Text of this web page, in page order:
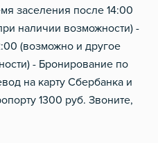
заселения после 14:00
наличии возможности) -
(возможно и другое
- Бронирование по
на карту Сбербанка и
1300 руб. Звоните,